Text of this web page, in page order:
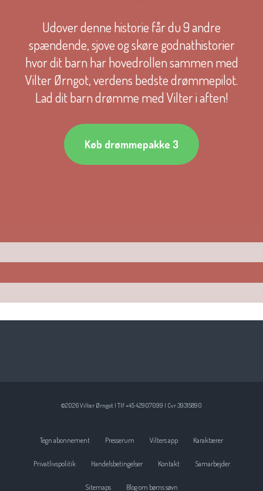
Udover denne historie får du 9 andre
spændende, sjove og skøre godnathistorier
hvor dit barn har hovedrollen sammen med
Vilter Ørngot, verdens bedste drømmepilot.
Lad dit barn drømme med Vilter i aften!
Køb drømmepakke 3
©2026 Vilter Ørngot | Tlf +45 42907099 | Cvr 39315890
Tegn abonnement Presserum Vilters app Karaktærer
Privatlivspolitik Handelsbetingelser Kontakt Samarbejder
Sitemaps Blog om børns søvn